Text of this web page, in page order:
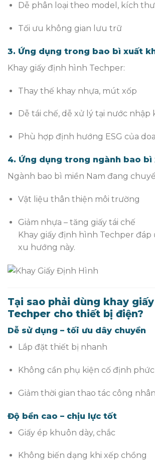
Dễ phân loại theo model, kích
Tối ưu không gian lưu trữ
3. Ứng dụng trong bao bì xuất
Khay giấy định hình Techper:
Thay thế khay nhựa, mút xốp
Dễ tái chế, dễ xử lý tại nước nhập
Phù hợp định hướng ESG của
4. Ứng dụng trong ngành bao bì
Ngành bao bì miền Nam đang
Vật liệu thân thiện môi trường
Giảm nhựa – tăng giấy tái chế
Khay giấy định hình Techper đáp
xu hướng này.
Tại sao phải dùng khay
Techper cho thiết bị điện?
Dễ sử dụng – tối ưu dây chuyền
Lắp đặt thiết bị nhanh
Không cần phụ kiện cố định
Giảm thời gian thao tác công nhân
Độ bền cao – chịu lực tốt
Giấy ép khuôn dày, chắc
Không biến dạng khi xếp chồng